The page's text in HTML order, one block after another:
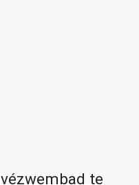
te